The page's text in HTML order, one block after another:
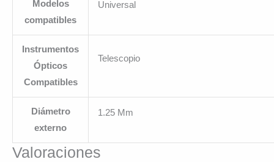
Modelos
compatibles
Universal
Instrumentos
Ópticos
Compatibles
Telescopio
Diámetro
externo
1.25 Mm
Valoraciones